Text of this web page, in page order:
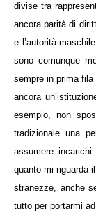
divise tra
ancora parità di
e l’autorità
sono comunque
sempre in prima
ancora
esempio, non
tradizionale una
assumere
quanto mi riguarda
stranezze, anche
tutto per portarmi